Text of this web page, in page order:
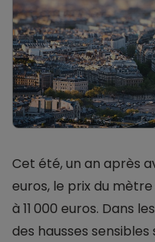
Cet été, un an après
euros, le prix du
à 11 000 euros. Dans
des hausses